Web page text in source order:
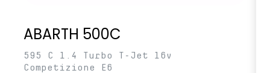
ABARTH 500C
595 C 1.4 Turbo T-Jet 16v
Competizione E6